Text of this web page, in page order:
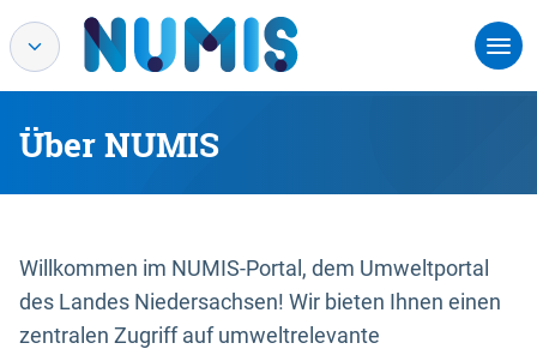
Über NUMIS
Willkommen im NUMIS-Portal, dem Umweltportal
des Landes Niedersachsen! Wir bieten Ihnen einen
zentralen Zugriff auf umweltrelevante